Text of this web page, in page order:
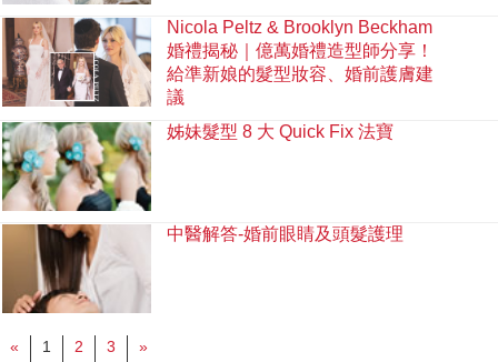
Nicola Peltz & Brooklyn Beckham
婚禮揭秘｜億萬婚禮造型師分享！
給準新娘的髮型妝容、婚前護膚建
議
姊妹髮型 8 大 Quick Fix 法寶
中醫解答-婚前眼睛及頭髮護理
« 1 2 3 »